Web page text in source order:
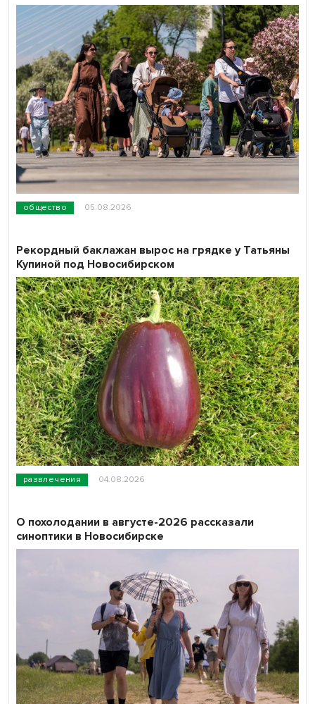
общество 05.08.2026
развлечения 04.08.2026
Рекордный баклажан вырос на грядке у Татьяны
Купиной под Новосибирском
О похолодании в августе-2026 рассказали
синоптики в Новосибирске